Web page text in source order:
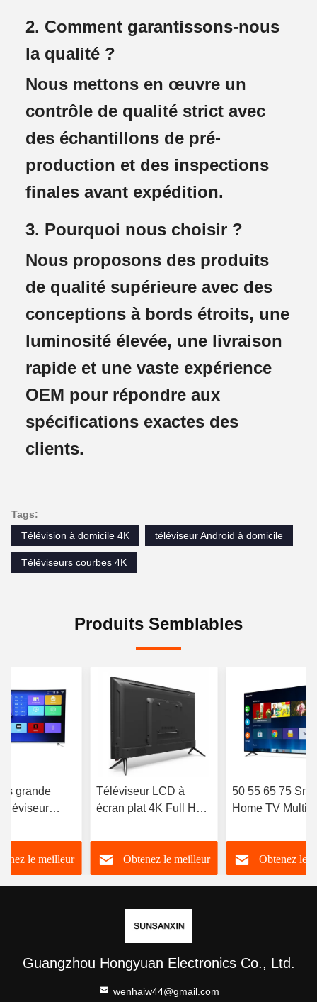
2. Comment garantissons-nous
la qualité ?
Nous mettons en œuvre un
contrôle de qualité strict avec
des échantillons de pré-
production et des inspections
finales avant expédition.
3. Pourquoi nous choisir ?
Nous proposons des produits
de qualité supérieure avec des
conceptions à bords étroits, une
luminosité élevée, une livraison
rapide et une vaste expérience
OEM pour répondre aux
spécifications exactes des
clients.
Tags:
Télévision à domicile 4K
téléviseur Android à domicile
Téléviseurs courbes 4K
Produits Semblables
grande
4k LED
le meilleur
Téléviseur LCD à
écran plat 4K Full HD
Smart TV 98 100 105
110 pouces
Obtenez le meilleur
50 55 65 75
Home TV
connexion Wifi
ODM Obtenez le
Guangzhou Hongyuan Electronics Co., Ltd.
wenhaiw44@gmail.com